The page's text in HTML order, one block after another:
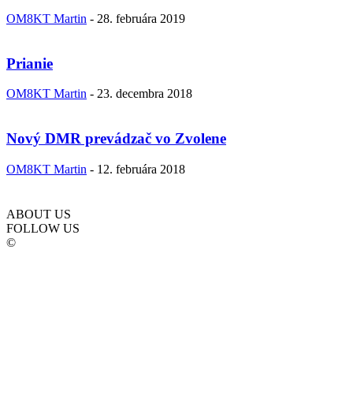
OM8KT Martin - 28. februára 2019
Prianie
OM8KT Martin - 23. decembra 2018
Nový DMR prevádzač vo Zvolene
OM8KT Martin - 12. februára 2018
ABOUT US
FOLLOW US
©